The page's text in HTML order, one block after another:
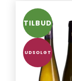
TILBUD
UDSOLGT